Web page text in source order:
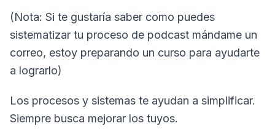
(Nota: Si te gustaría saber como puedes
sistematizar tu proceso de podcast mándame un
correo, estoy preparando un curso para ayudarte
a lograrlo)
Los procesos y sistemas te ayudan a simplificar.
Siempre busca mejorar los tuyos.